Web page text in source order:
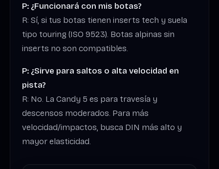
P: ¿Funcionará con mis botas?
R: Sí, si tus botas tienen inserts tech y suela
tipo touring (ISO 9523). Botas alpinas sin
inserts no son compatibles.
P: ¿Sirve para saltos o alta velocidad en
pista?
R: No. La Candy 5 es para travesía y
descensos moderados. Para más
velocidad/impactos, busca DIN más alto y
mayor elasticidad.